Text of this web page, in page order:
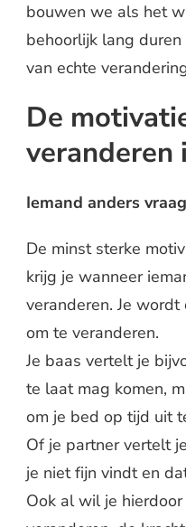
bouwen we als het
behoorlijk lang
van echte
De
veranderen
Iemand anders
De minst sterke
krijg je wanneer
veranderen. Je
om te veranderen.
Je baas vertelt je
te laat mag komen,
om je bed op tijd uit
Of je partner vertelt
je niet fijn vindt en
Ook al wil je